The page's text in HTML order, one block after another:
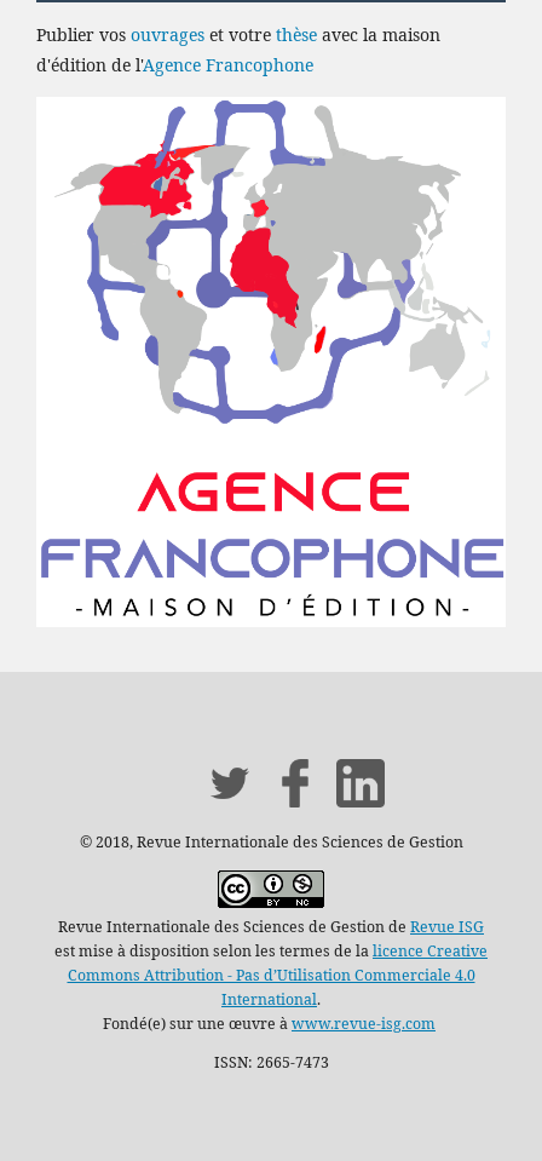
Publier vos ouvrages et votre thèse avec la maison
d'édition de l'Agence Francophone
© 2018, Revue Internationale des Sciences de Gestion
Revue Internationale des Sciences de Gestion de Revue ISG
est mise à disposition selon les termes de lalicence Creative
Commons Attribution - Pas d’Utilisation Commerciale 4.0
International.
Fondé(e) sur une œuvre àwww.revue-isg.com
ISSN: 2665-7473